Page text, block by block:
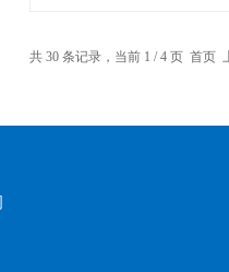
共 30 条记录，当前 1 / 4 页 首页